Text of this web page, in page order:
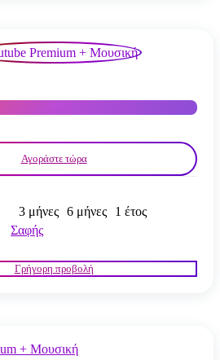
Αγοράστε τώρα
3 μήνες 6 μήνες
1 έτος
Σαφής
Γρήγορη προβολή